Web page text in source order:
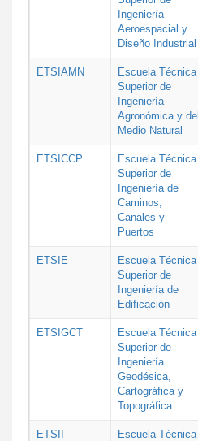
Ingeniería
Aeroespacial y
Diseño Industrial
ETSIAMN
Escuela Técnica
Superior de
Ingeniería
Agronómica y del
Medio Natural
ETSICCP
Escuela Técnica
Superior de
Ingeniería de
Caminos,
Canales y
Puertos
ETSIE
Escuela Técnica
Superior de
Ingeniería de
Edificación
ETSIGCT
Escuela Técnica
Superior de
Ingeniería
Geodésica,
Cartográfica y
Topográfica
ETSII
Escuela Técnica